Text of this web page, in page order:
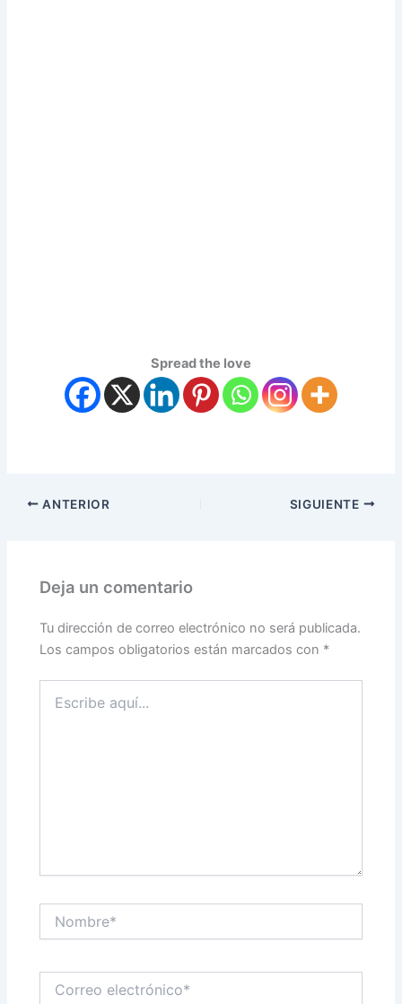
Spread the love
ANTERIOR SIGUIENTE
Deja un comentario
Tu dirección de correo electrónico no será publicada.
Los campos obligatorios están marcados con *
aquí...
electrónico*